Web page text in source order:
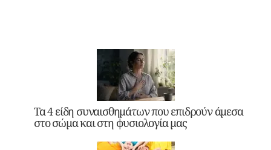
Τα 4 είδη συναισθημάτων που επιδρούν άμεσα
στο σώμα και στη φυσιολογία μας